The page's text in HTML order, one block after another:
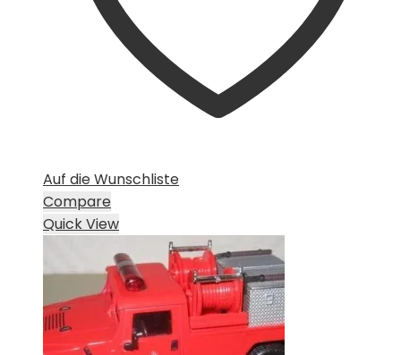
Auf die Wunschliste
Compare
Quick View